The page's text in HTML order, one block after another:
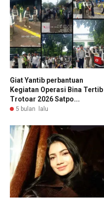
Giat Yantib perbantuan
Kegiatan Operasi Bina Tertib
Trotoar 2026 Satpo...
5 bulan lalu